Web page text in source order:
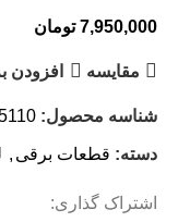
7,950,000 تومان
مقایسه افزودن
شناسه محصول:
دسته: قطعات برقی ,
اشتراک گذاری: